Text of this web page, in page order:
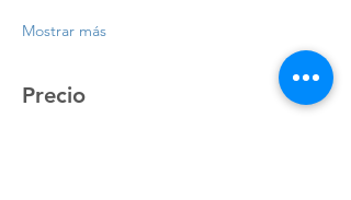
Mostrar más
Precio